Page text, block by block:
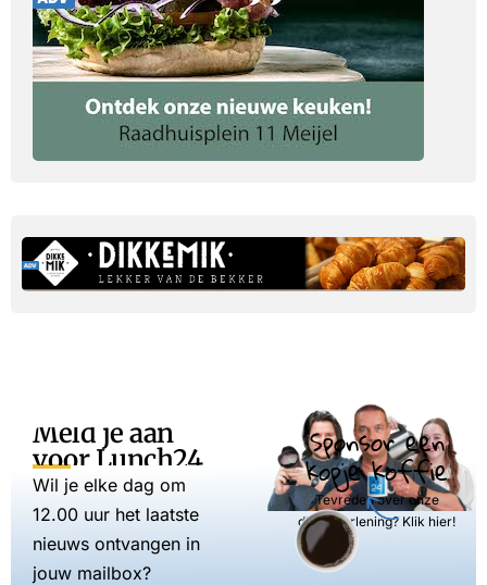
Meld je aan
voor Lunch24
Wil je elke dag om
12.00 uur het laatste
nieuws ontvangen in
jouw mailbox?
Sponsor een
kopje koffie
Tevreden over onze
dienstverlening? Klik hier!